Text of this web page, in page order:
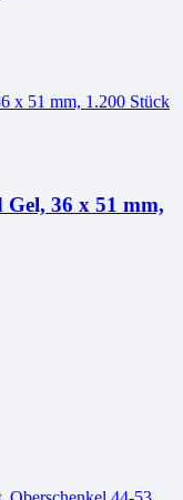
36 x 51 mm,